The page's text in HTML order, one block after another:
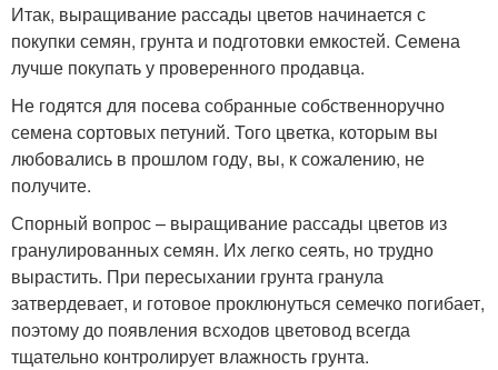
Итак, выращивание рассады цветов начинается с
покупки семян, грунта и подготовки емкостей. Семена
лучше покупать у проверенного продавца.
Не годятся для посева собранные собственноручно
семена сортовых петуний. Того цветка, которым вы
любовались в прошлом году, вы, к сожалению, не
получите.
Спорный вопрос – выращивание рассады цветов из
гранулированных семян. Их легко сеять, но трудно
вырастить. При пересыхании грунта гранула
затвердевает, и готовое проклюнуться семечко погибает,
поэтому до появления всходов цветовод всегда
тщательно контролирует влажность грунта.